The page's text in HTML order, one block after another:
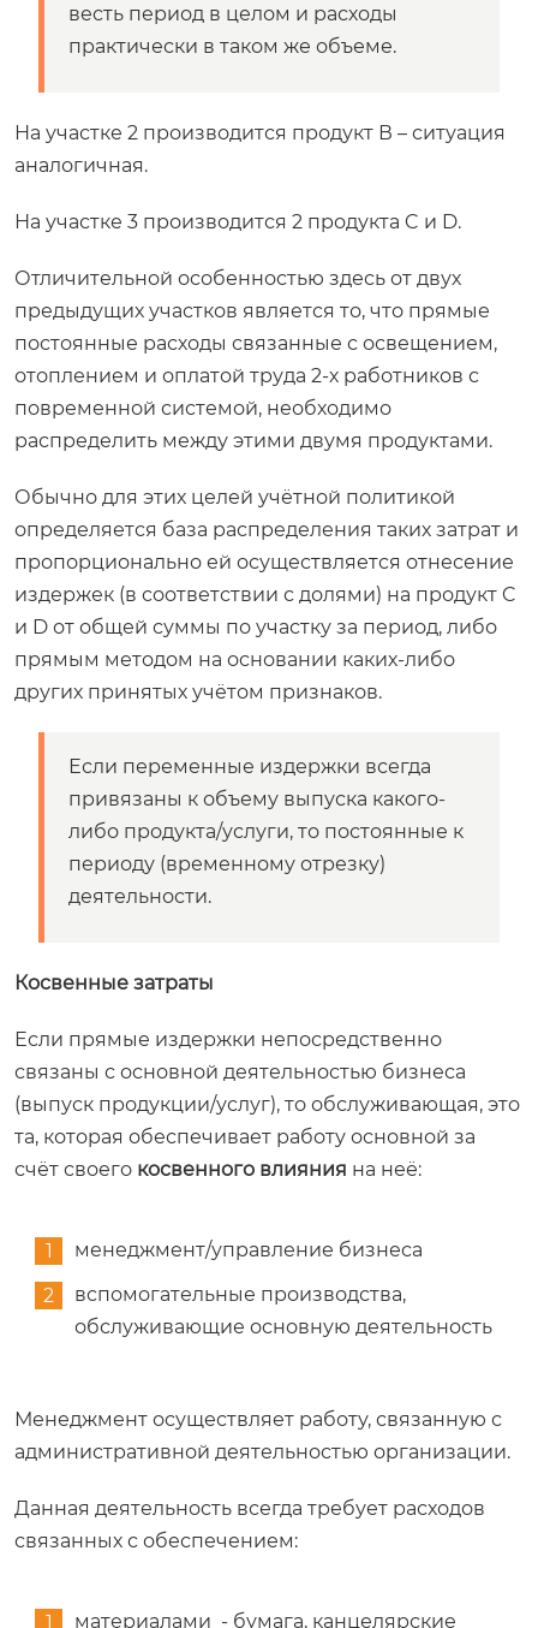
весть период в целом и расходы
практически в таком же объеме.
На участке 2 производится продукт В – ситуация
аналогичная.
На участке 3 производится 2 продукта C и D.
Отличительной особенностью здесь от двух
предыдущих участков является то, что прямые
постоянные расходы связанные с освещением,
отоплением и оплатой труда 2-х работников с
повременной системой, необходимо
распределить между этими двумя продуктами.
Обычно для этих целей учётной политикой
определяется база распределения таких затрат и
пропорционально ей осуществляется отнесение
издержек (в соответствии с долями) на продукт C
и D от общей суммы по участку за период, либо
прямым методом на основании каких-либо
других принятых учётом признаков.
Если переменные издержки всегда
привязаны к объему выпуска какого-
либо продукта/услуги, то постоянные к
периоду (временному отрезку)
деятельности.
Косвенные затраты
Если прямые издержки непосредственно
связаны с основной деятельностью бизнеса
(выпуск продукции/услуг), то обслуживающая, это
та, которая обеспечивает работу основной за
счёт своего косвенного влияния на неё:
менеджмент/управление бизнеса
вспомогательные производства,
обслуживающие основную деятельность
Менеджмент осуществляет работу, связанную с
административной деятельностью организации.
Данная деятельность всегда требует расходов
связанных с обеспечением:
материалами - бумага, канцелярские